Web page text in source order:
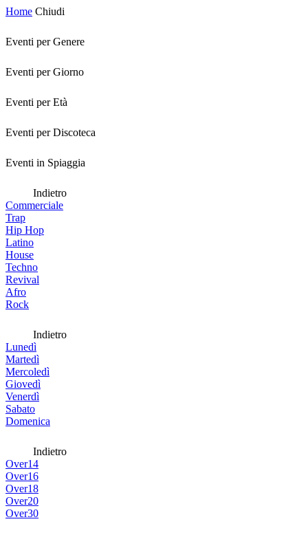
Home Chiudi
Eventi per Genere
Eventi per Giorno
Eventi per Età
Eventi per Discoteca
Eventi in Spiaggia
Indietro
Commerciale
Trap
Hip Hop
Latino
House
Techno
Revival
Afro
Rock
Indietro
Lunedì
Martedì
Mercoledì
Giovedì
Venerdì
Sabato
Domenica
Indietro
Over14
Over16
Over18
Over20
Over30